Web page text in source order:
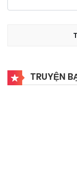
TRUYỆN